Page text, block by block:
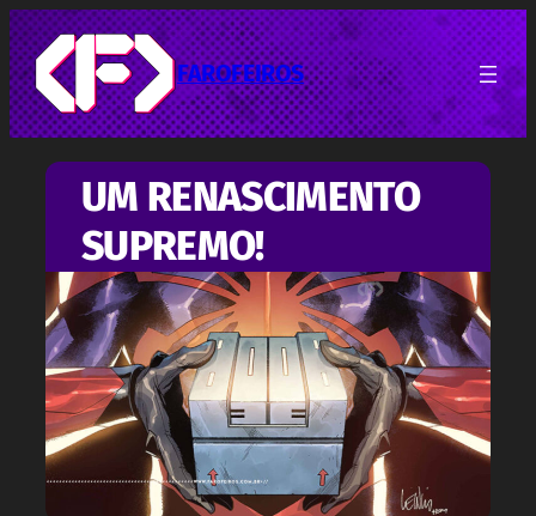
Pular
para
o
conteúdo
FAROFEIROS
UM RENASCIMENTO
SUPREMO!